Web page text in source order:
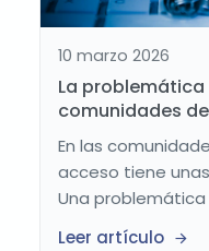
10 marzo 2026
La
comunidades
En las
acceso tiene
Una problemática
Leer artículo